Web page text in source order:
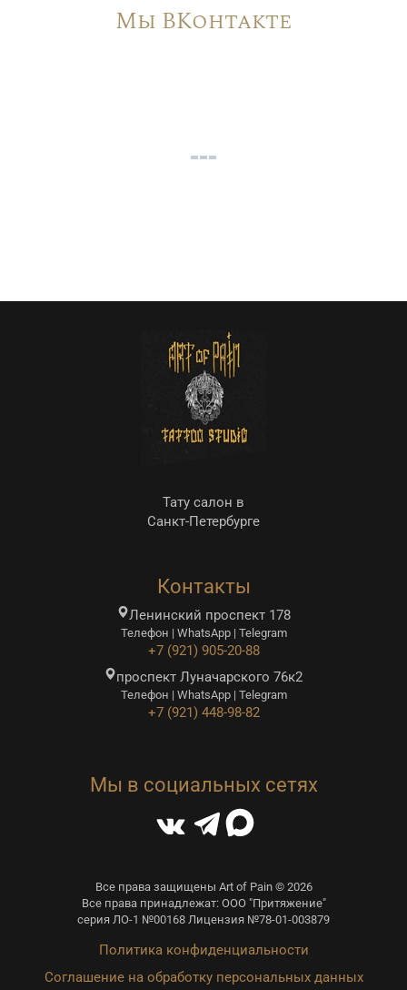
Мы ВКонтакте
Тату салон в
Санкт-Петербурге
Контакты
Ленинский проспект 178
Телефон | WhatsApp | Telegram
+7 (921) 905-20-88
проспект Луначарского 76к2
Телефон | WhatsApp | Telegram
+7 (921) 448-98-82
Мы в социальных сетях
Все права защищены Art of Pain © 2026
Все права принадлежат: ООО "Притяжение"
серия ЛО-1 №00168 Лицензия №78-01-003879
Политика конфиденциальности
Соглашение на обработку персональных данных